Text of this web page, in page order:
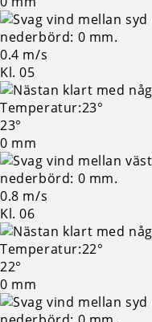
0.4 m/s
Kl. 05
23°
0 mm
0.8 m/s
Kl. 06
22°
0 mm